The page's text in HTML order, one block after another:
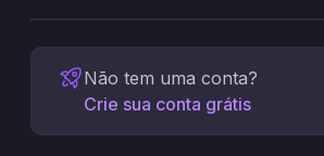
Não tem uma conta?
Crie sua conta grátis